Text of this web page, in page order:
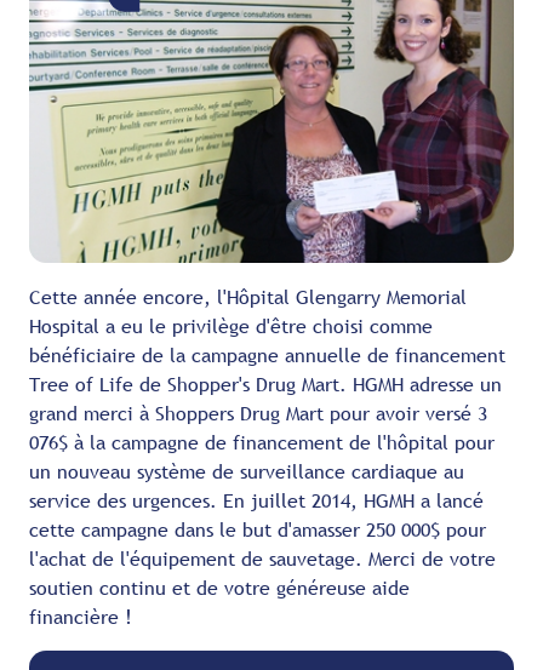
Cette année encore, l'Hôpital Glengarry Memorial
Hospital a eu le privilège d'être choisi comme
bénéficiaire de la campagne annuelle de financement
Tree of Life de Shopper's Drug Mart. HGMH adresse un
grand merci à Shoppers Drug Mart pour avoir versé 3
076$ à la campagne de financement de l'hôpital pour
un nouveau système de surveillance cardiaque au
service des urgences. En juillet 2014, HGMH a lancé
cette campagne dans le but d'amasser 250 000$ pour
l'achat de l'équipement de sauvetage. Merci de votre
soutien continu et de votre généreuse aide
financière !